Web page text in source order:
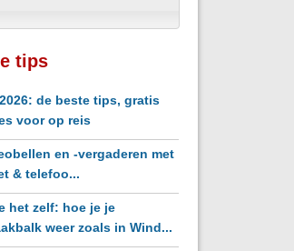
tips
de beste tips, gratis
voor op reis
en -vergaderen met
& telefoo...
het zelf: hoe je je
weer zoals in Wind...